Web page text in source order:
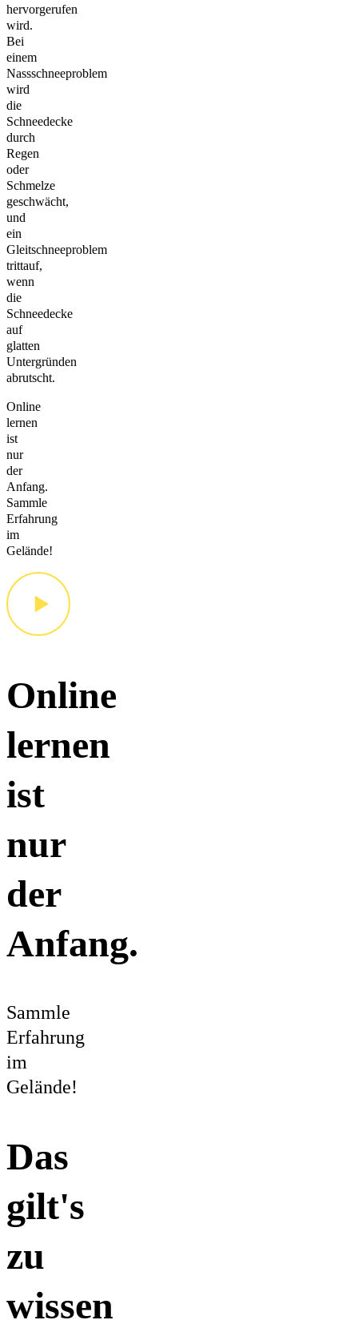
hervorgerufen
wird.
Bei
einem
Nassschneeproblem
wird
die
Schneedecke
durch
Regen
oder
Schmelze
geschwächt,
und
ein
Gleitschneeproblem
trittauf,
wenn
die
Schneedecke
auf
glatten
Untergründen
abrutscht.
Online
lernen
ist
nur
der
Anfang.
Sammle
Erfahrung
im
Gelände!
Online
lernen
ist
nur
der
Anfang.
Sammle
Erfahrung
im
Gelände!
Das
gilt's
zu
wissen